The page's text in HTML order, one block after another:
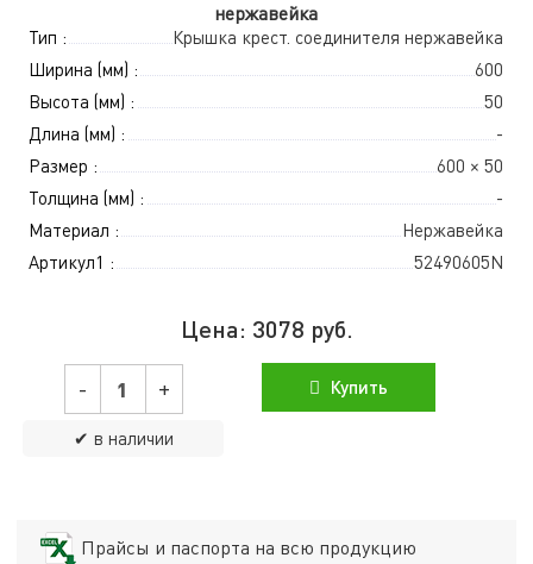
нержавейка
Тип :
Крышка крест. соединителя нержавейка
Ширина (мм) :
600
Высота (мм) :
50
Длина (мм) :
-
Размер :
600 × 50
Толщина (мм) :
-
Материал :
Нержавейка
Артикул1 :
52490605N
Цена: 3078 руб.
- +
✔ в наличии
Купить
Прайсы и паспорта на всю продукцию